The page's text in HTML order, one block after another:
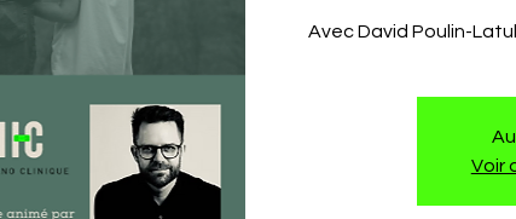
Avec David Poulin-
Voir